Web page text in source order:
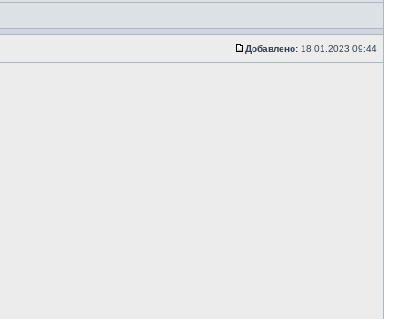
Добавлено: 18.01.2023 09:44